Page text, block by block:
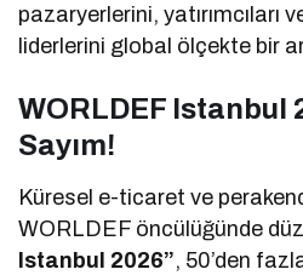
pazaryerlerini, yatırımcıları
liderlerini global ölçekte bir
WORLDEF Istanbul
Sayım!
Küresel e-ticaret ve
WORLDEF öncülüğünde
Istanbul 2026”, 50’den